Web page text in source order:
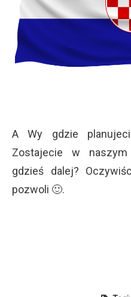
A Wy gdzie
Zostajecie w
gdzieś dalej?
pozwoli 🙂.